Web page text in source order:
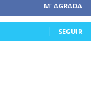
M' AGRADA
SEGUIR